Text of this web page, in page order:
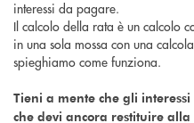
interessi da pagare.
Il calcolo della rata è un calcolo
in una sola mossa con una
spieghiamo come funziona.
Tieni a mente che gli
che devi ancora restituire alla